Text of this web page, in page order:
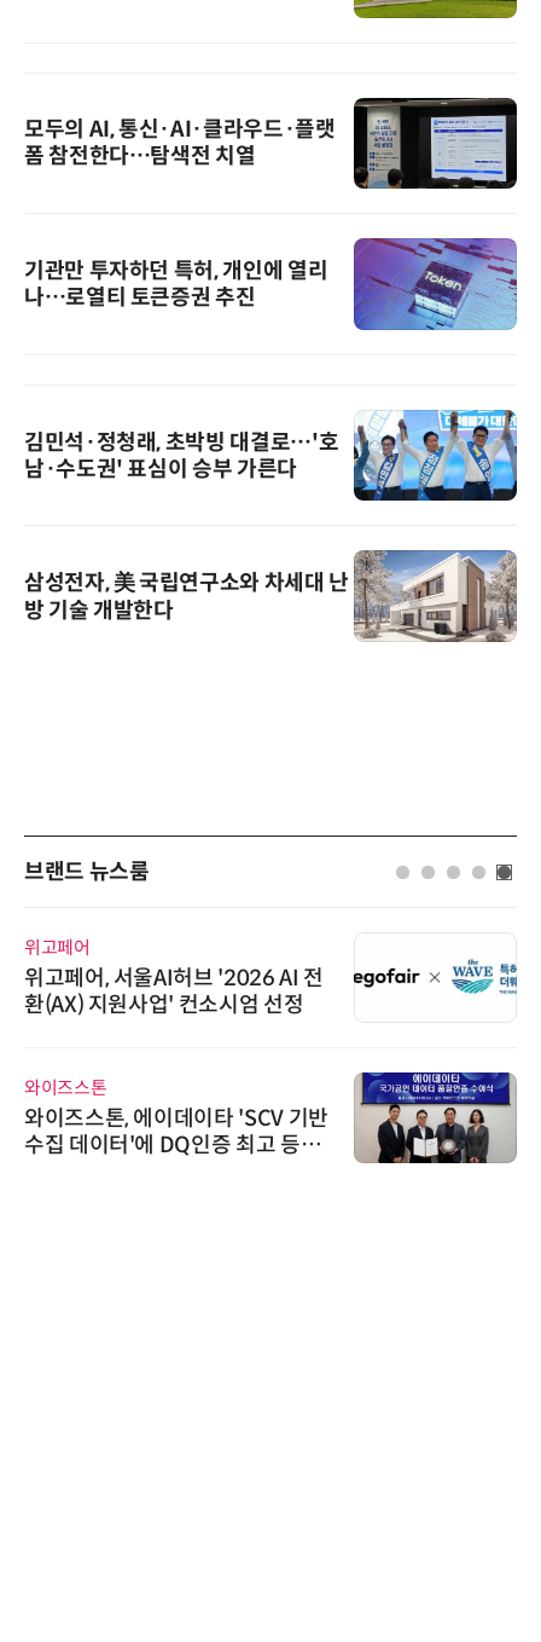
모두의 AI, 통신·AI·클라우드·플랫
폼 참전한다…탐색전 치열
기관만 투자하던 특허, 개인에 열리
나…로열티 토큰증권 추진
김민석·정청래, 초박빙 대결로…'호
남·수도권' 표심이 승부 가른다
삼성전자, 美 국립연구소와 차세대 난
방 기술 개발한다
브랜드 뉴스룸
위고페어
위고페어, 서울AI허브 '2026 AI 전
환(AX) 지원사업' 컨소시엄 선정
와이즈스톤
와이즈스톤, 에이데이타 'SCV 기반
수집 데이터'에 DQ인증 최고 등급